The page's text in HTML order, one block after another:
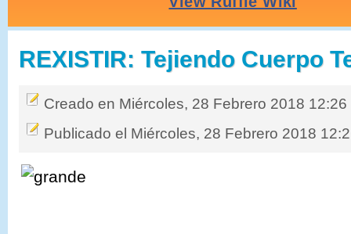
REXISTIR: Tejiendo Cuerpo
Creado en Miércoles, 28 Febrero 2018 12:26
Publicado el Miércoles, 28 Febrero 2018